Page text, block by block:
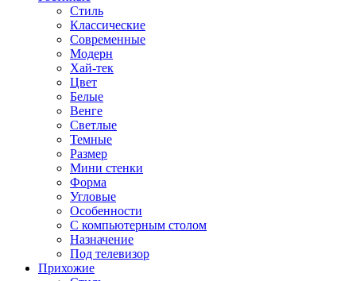
Стиль
Классические
Современные
Модерн
Хай-тек
Цвет
Белые
Венге
Светлые
Темные
Размер
Мини стенки
Форма
Угловые
Особенности
С компьютерным столом
Назначение
Под телевизор
Прихожие